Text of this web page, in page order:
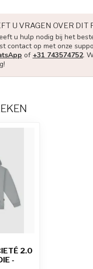
U VRAGEN OVER DIT
u hulp nodig bij het
contact op met onze
of +31 743574752.
2.0
-